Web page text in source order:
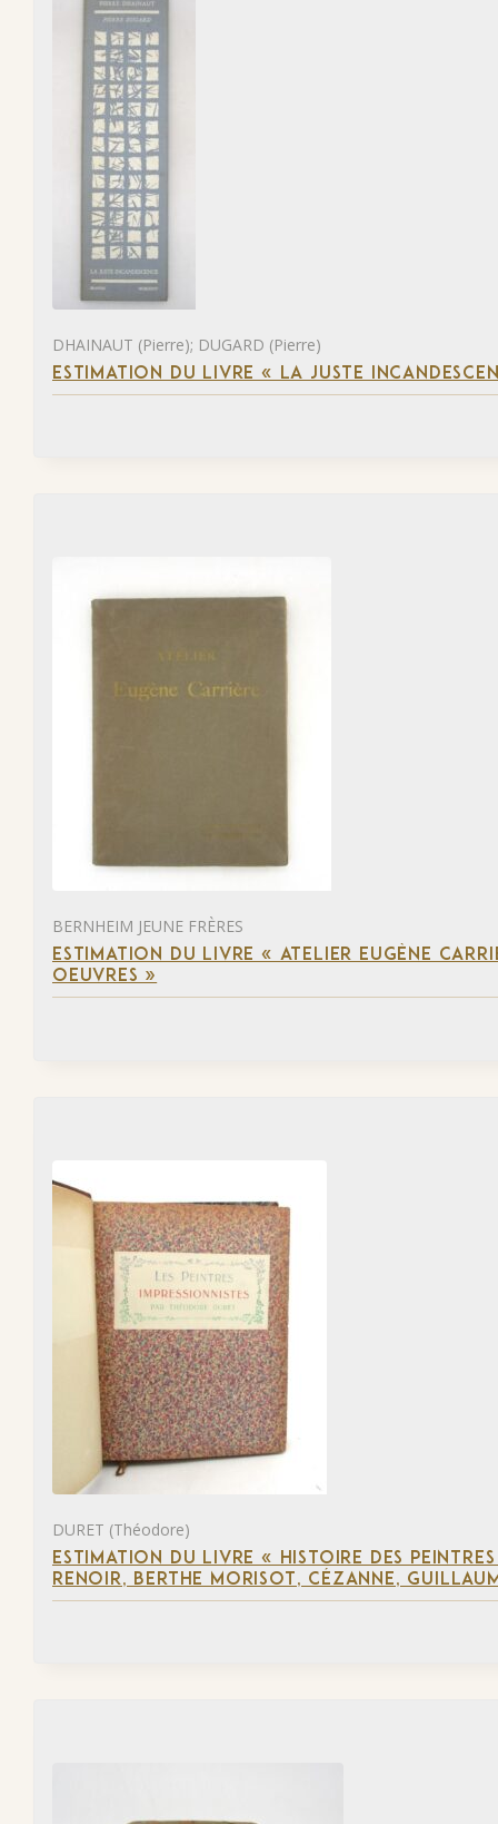
DHAINAUT (Pierre); DUGARD (Pierre)
ESTIMATION DU LIVRE « LA JUSTE
BERNHEIM JEUNE FRÈRES
ESTIMATION DU LIVRE « ATELIER EUGÈNE
OEUVRES »
DURET (Théodore)
ESTIMATION DU LIVRE « HISTOIRE DES
RENOIR, BERTHE MORISOT, CÉZANNE,